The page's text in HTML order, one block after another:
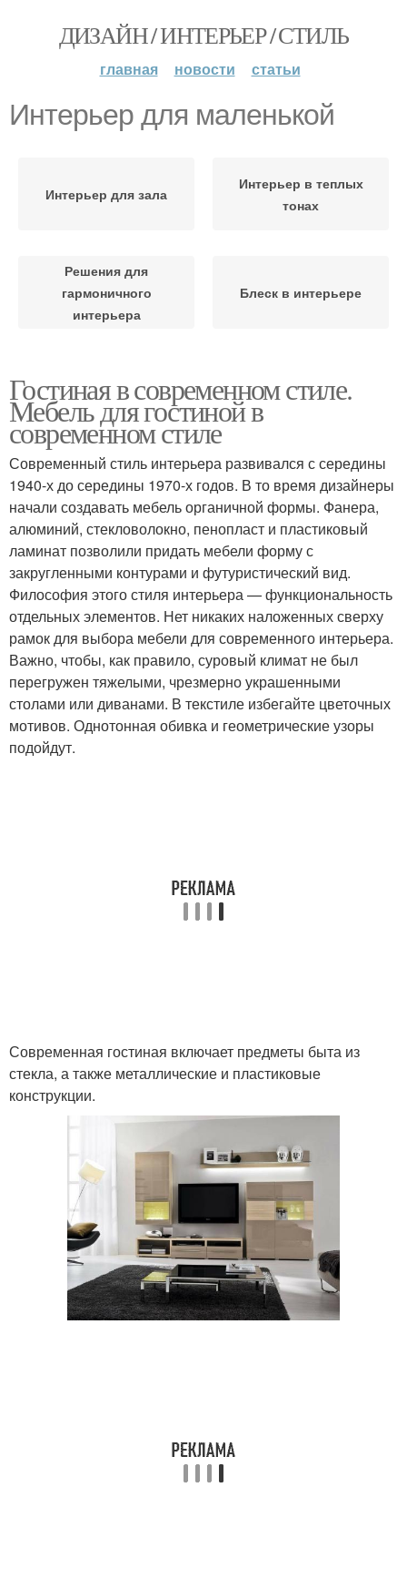
ДИЗАЙН / ИНТЕРЬЕР / СТИЛЬ
главная новости статьи
Интерьер для маленькой
Интерьер для зала
Интерьер в теплых
тонах
Решения для
гармоничного
интерьера
Блеск в интерьере
Гостиная в современном стиле.
Мебель для гостиной в
современном стиле
Современный стиль интерьера развивался с середины
1940-х до середины 1970-х годов. В то время дизайнеры
начали создавать мебель органичной формы. Фанера,
алюминий, стекловолокно, пенопласт и пластиковый
ламинат позволили придать мебели форму с
закругленными контурами и футуристический вид.
Философия этого стиля интерьера — функциональность
отдельных элементов. Нет никаких наложенных сверху
рамок для выбора мебели для современного интерьера.
Важно, чтобы, как правило, суровый климат не был
перегружен тяжелыми, чрезмерно украшенными
столами или диванами. В текстиле избегайте цветочных
мотивов. Однотонная обивка и геометрические узоры
подойдут.
Современная гостиная включает предметы быта из
стекла, а также металлические и пластиковые
конструкции.